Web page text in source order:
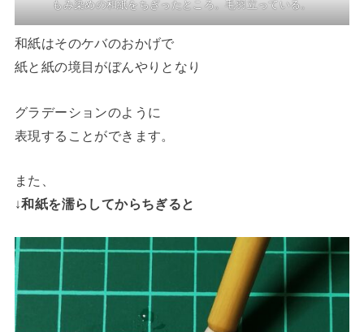
もみ染めの和紙をちぎったところ。毛羽立っている。
和紙はそのケバのおかげで
紙と紙の境目がぼんやりとなり
グラデーションのように
表現することができます。
また、
↓和紙を濡らしてからちぎると